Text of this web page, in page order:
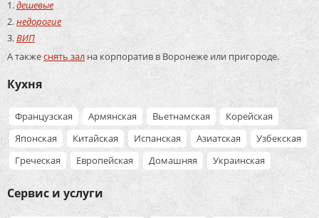
дешевые
недорогие
ВИП
А такжеснять зал на корпоратив в Воронеже или пригороде.
Кухня
Французская Армянская Вьетнамская
Корейская
Японская
Китайская Испанская Азиатская
Узбекская
Греческая
Европейская Домашняя Украинская
Сервис и услуги